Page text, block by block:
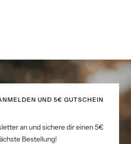
UND 5€ GUTSCHEIN
an und sichere dir einen 5€
Bestellung!